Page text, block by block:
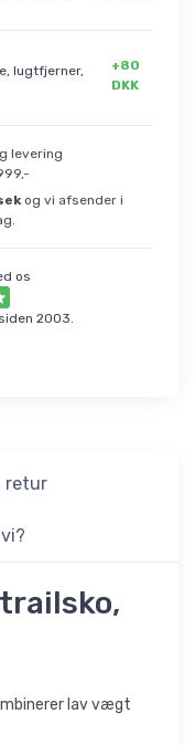
lugtfjerner,
+80
DKK
levering
og vi afsender i
os
2003.
retur
lav vægt